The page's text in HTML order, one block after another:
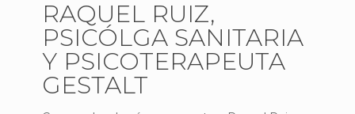
RAQUEL RUIZ,
PSICÓLGA SANITARIA
Y PSICOTERAPEUTA
GESTALT